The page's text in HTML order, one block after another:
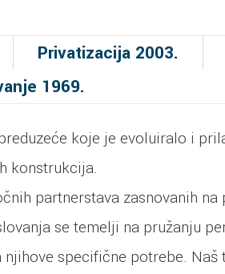
Privatizacija 2003.
1969.
koje je evoluiralo i
konstrukcija.
partnerstava zasnovanih na
se temelji na pružanju
specifične potrebe.